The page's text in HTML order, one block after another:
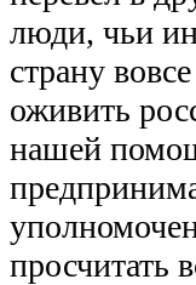
люди, чьи
страну
оживить
нашей
просчитать